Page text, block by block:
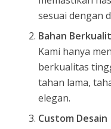
sesuai dengan
Bahan
Kami hanya
berkualitas
tahan lama,
elegan.
Custom Desain